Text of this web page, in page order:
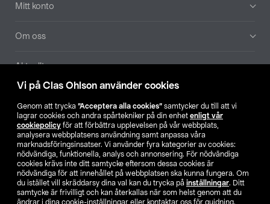
Vi på Clas Ohlson använder cookies
Genom att trycka ”Acceptera alla cookies” samtycker du till att vi
lagrar cookies och andra spårtekniker på din enhet enligt vår
cookiepolicy för att förbättra upplevelsen på vår webbplats,
analysera webbplatsens användning samt anpassa våra
marknadsföringsinsatser. Vi använder fyra kategorier av cookies:
nödvändiga, funktionella, analys och annonsering. För nödvändiga
cookies krävs inte ditt samtycke eftersom dessa cookies är
nödvändiga för att innehållet på webbplatsen ska kunna fungera. Om
du istället vill skräddarsy dina val kan du trycka på inställningar. Ditt
samtycke är frivilligt och kan återkallas när som helst genom att du
ändrar i dina cookie-inställningar eller kontaktar oss för guidning.
Mitt konto
Om oss
Aktuellt
Hitta butik
SE NO FI